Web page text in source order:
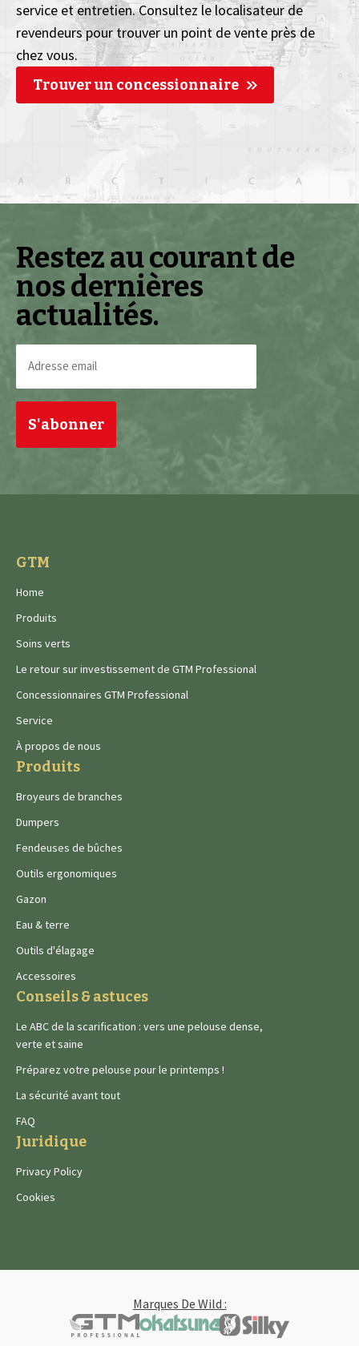
service et entretien. Consultez le localisateur de
revendeurs pour trouver un point de vente près de
chez vous.
Trouver un concessionnaire
Restez au courant de
nos dernières
actualités.
email
GTM
Home
Produits
Soins verts
Le retour sur investissement de GTM Professional
Concessionnaires GTM Professional
Service
À propos de nous
Produits
Broyeurs de branches
Dumpers
Fendeuses de bûches
Outils ergonomiques
Gazon
Eau & terre
Outils d'élagage
Accessoires
Conseils & astuces
Le ABC de la scarification : vers une pelouse dense,
verte et saine
Préparez votre pelouse pour le printemps !
La sécurité avant tout
FAQ
Juridique
Privacy Policy
Cookies
Marques De Wild :